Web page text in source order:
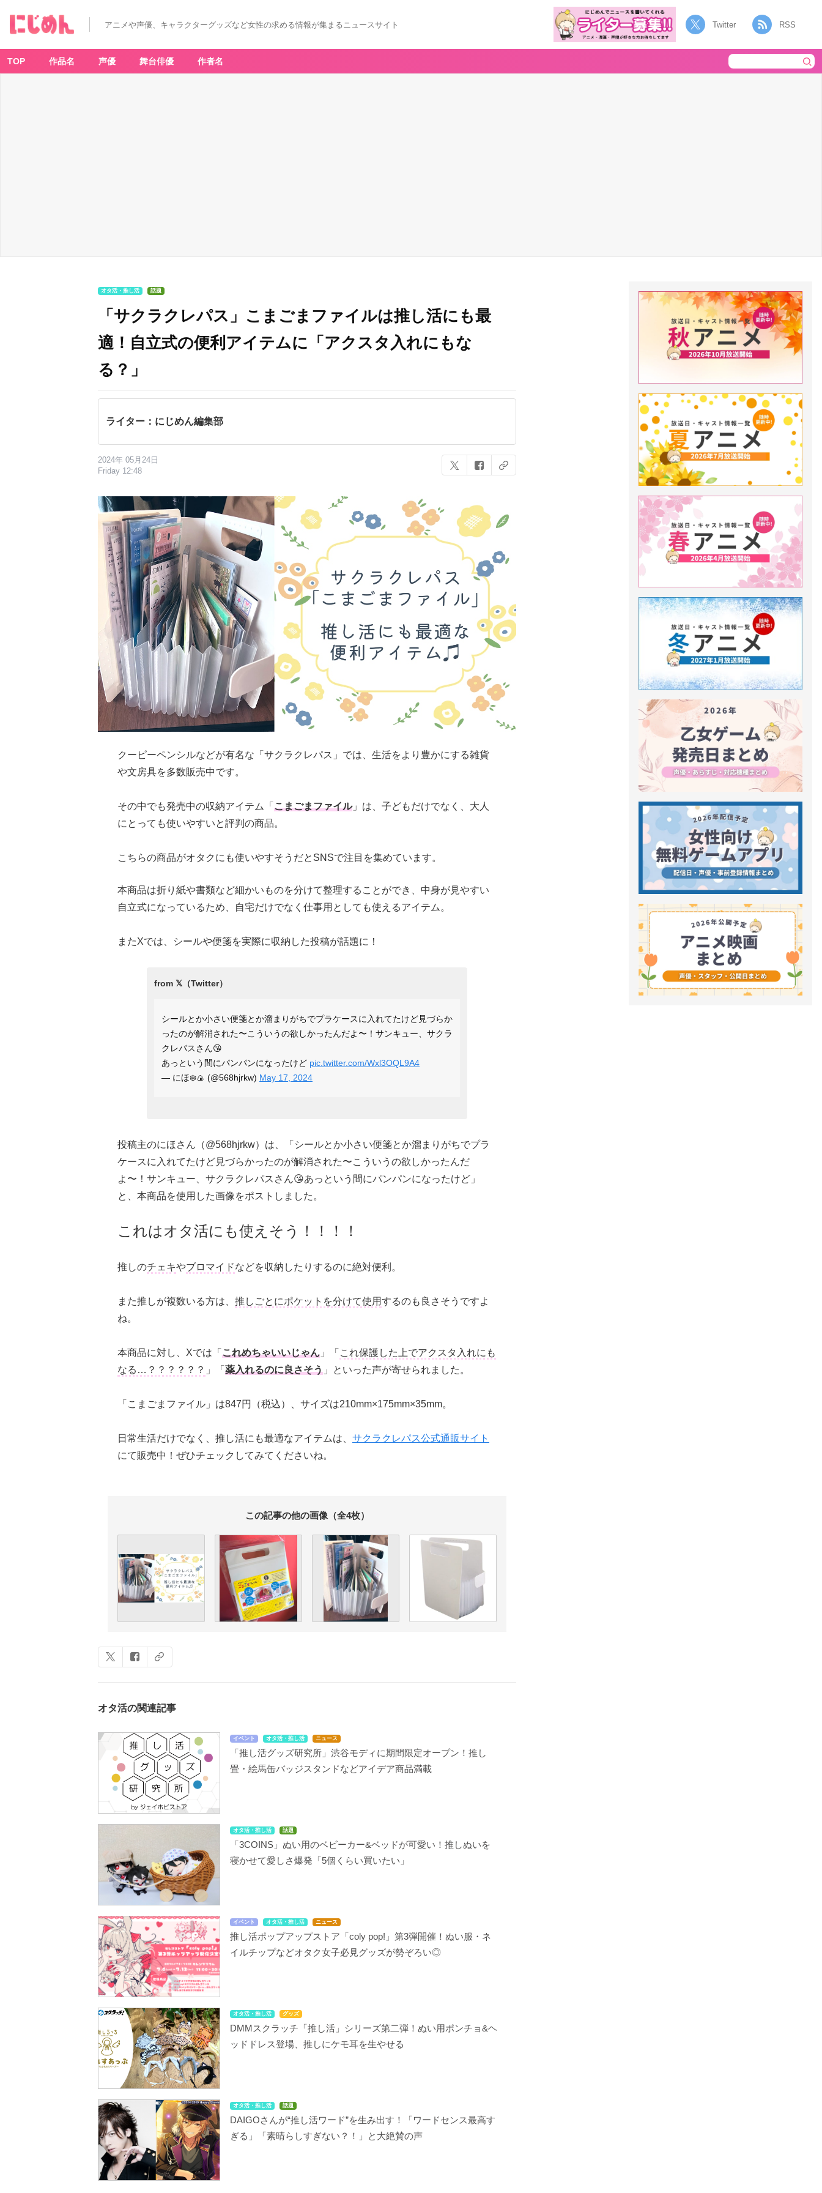
アニメや声優、キャラクターグッズなど女性の求める情報が集まるニュースサイト Twitter RSS
TOP 作品名 声優 舞台俳優 作者名
オタ活・推し活 話題
「サクラクレパス」こまごまファイルは推し活にも最
適！自立式の便利アイテムに「アクスタ入れにもな
る？」
ライター：にじめん編集部
2024年 05月24日
Friday 12:48
クーピーペンシルなどが有名な「サクラクレパス」では、生活をより豊かにする雑貨
や文房具を多数販売中です。
その中でも発売中の収納アイテム「 こまごまファイル」は、子どもだけでなく、大人
にとっても使いやすいと評判の商品。
こちらの商品がオタクにも使いやすそうだとSNSで注目を集めています。
本商品は折り紙や書類など細かいものを分けて整理することができ、中身が見やすい
自立式になっているため、自宅だけでなく仕事用としても使えるアイテム。
またXでは、シールや便箋を実際に収納した投稿が話題に！
シールとか小さい便箋とか溜まりがちでプラケースに入れてたけど見づらか
ったのが解消された〜こういうの欲しかったんだよ〜！サンキュー、サクラ
クレパスさん😘
あっという間にパンパンになったけど pic.twitter.com/Wxl3OQL9A4
— にほ❄️🍙 (@568hjrkw) May 17, 2024
投稿主のにほさん（@568hjrkw）は、「シールとか小さい便箋とか溜まりがちでプラ
ケースに入れてたけど見づらかったのが解消された〜こういうの欲しかったんだ
よ〜！サンキュー、サクラクレパスさん😘あっという間にパンパンになったけど」
と、本商品を使用した画像をポストしました。
これはオタ活にも使えそう！！！！
推しのチェキやブロマイドなどを収納したりするのに絶対便利。
また推しが複数いる方は、 推しごとにポケットを分けて使用するのも良さそうですよ
ね。
本商品に対し、Xでは「 これめちゃいいじゃん 」「 これ保護した上でアクスタ入れにも
なる…？？？？？？ 」「 薬入れるのに良さそう 」といった声が寄せられました。
「こまごまファイル」は847円（税込）、サイズは210mm×175mm×35mm。
日常生活だけでなく、推し活にも最適なアイテムは、 サクラクレパス公式通販サイト
にて販売中！ぜひチェックしてみてくださいね。
この記事の他の画像（全4枚）
オタ活の関連記事
イベント オタ活・推し活 ニュース
「推し活グッズ研究所」渋谷モディに期間限定オープン！推し
畳・絵馬缶バッジスタンドなどアイデア商品満載
オタ活・推し活 話題
「3COINS」ぬい用のベビーカー&ベッドが可愛い！推しぬいを
寝かせて愛しさ爆発「5個くらい買いたい」
イベント オタ活・推し活 ニュース
推し活ポップアップストア「coly pop!」第3弾開催！ぬい服・ネ
イルチップなどオタク女子必見グッズが勢ぞろい◎
オタ活・推し活 グッズ
DMMスクラッチ「推し活」シリーズ第二弾！ぬい用ポンチョ&ヘ
ッドドレス登場、推しにケモ耳を生やせる
オタ活・推し活 話題
DAIGOさんが“推し活ワード”を生み出す！「ワードセンス最高す
ぎる」「素晴らしすぎない？！」と大絶賛の声